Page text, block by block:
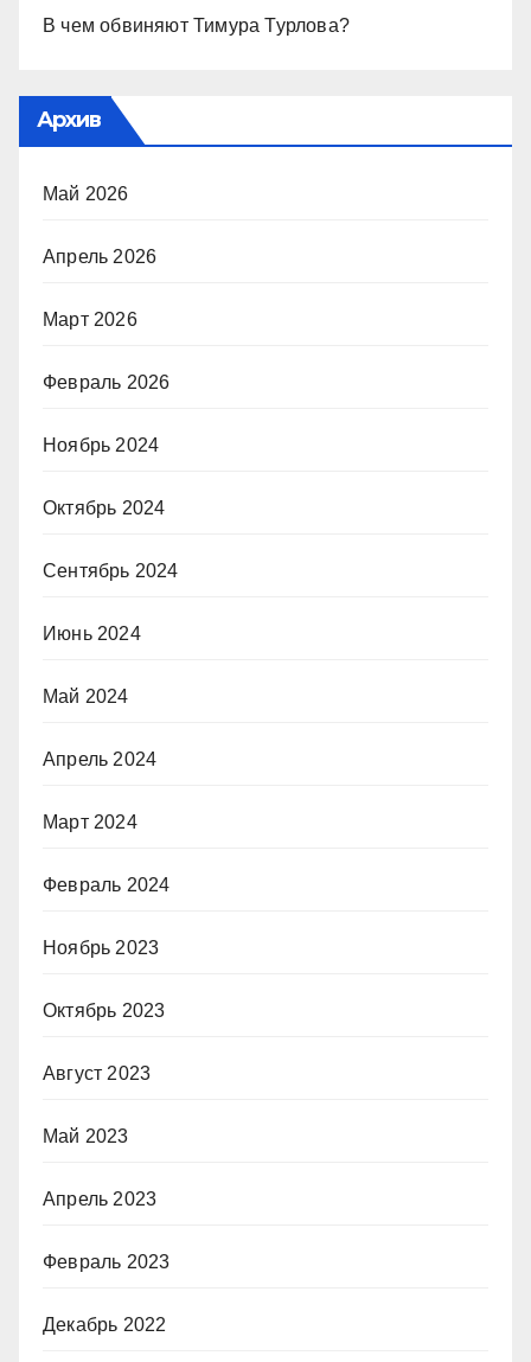
В чем обвиняют Тимура Турлова?
Архив
Май 2026
Апрель 2026
Март 2026
Февраль 2026
Ноябрь 2024
Октябрь 2024
Сентябрь 2024
Июнь 2024
Май 2024
Апрель 2024
Март 2024
Февраль 2024
Ноябрь 2023
Октябрь 2023
Август 2023
Май 2023
Апрель 2023
Февраль 2023
Декабрь 2022